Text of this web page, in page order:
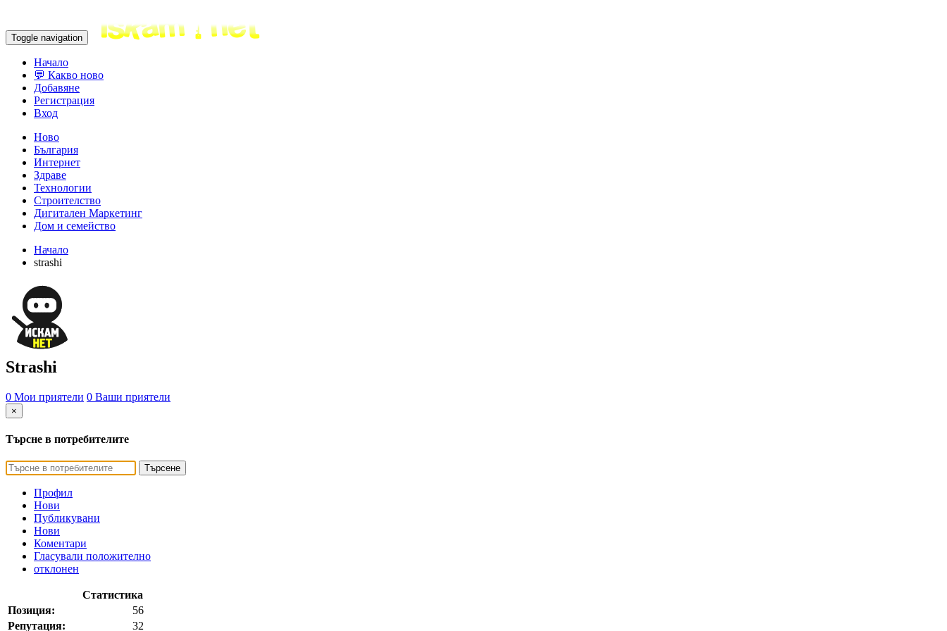
Toggle navigation
Начало
💬 Какво ново
Добавяне
Регистрация
Вход
Ново
България
Интернет
Здраве
Технологии
Строителство
Дигитален Маркетинг
Дом и семейство
Начало
strashi
Strashi
0 Мои приятели 0 Ваши приятели
×
Търсне в потребителите
Търсене
Профил
Нови
Публикувани
Нови
Коментари
Гласували положително
отклонен
Статистика
Позиция:
56
Репутация:
32